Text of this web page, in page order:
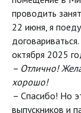
проводить
22 июня, я
октября 2025
– Отлично!
хорошо!
– Спасибо! Но
выпускников и